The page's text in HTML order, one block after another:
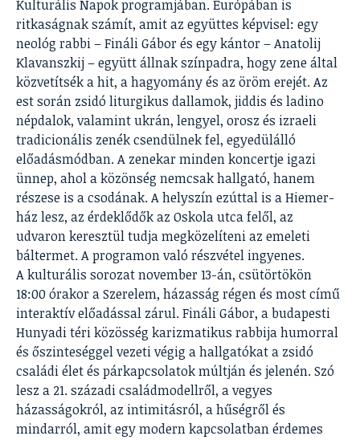
Kulturális Napok programjában. Európában is
ritkaságnak számít, amit az együttes képvisel: egy
neológ rabbi – Fináli Gábor és egy kántor – Anatolij
Klavanszkij – együtt állnak színpadra, hogy zene által
közvetítsék a hit, a hagyomány és az öröm erejét. Az
est során zsidó liturgikus dallamok, jiddis és ladino
népdalok, valamint ukrán, lengyel, orosz és izraeli
tradicionális zenék csendülnek fel, egyedülálló
előadásmódban. A zenekar minden koncertje igazi
ünnep, ahol a közönség nemcsak hallgató, hanem
részese is a csodának. A helyszín ezúttal is a Hiemer-
ház lesz, az érdeklődők az Oskola utca felől, az
udvaron keresztül tudja megközelíteni az emeleti
báltermet. A programon való részvétel ingyenes.
A kulturális sorozat november 13-án, csütörtökön
18:00 órakor a Szerelem, házasság régen és most című
interaktív előadással zárul. Fináli Gábor, a budapesti
Hunyadi téri közösség karizmatikus rabbija humorral
és őszinteséggel vezeti végig a hallgatókat a zsidó
családi élet és párkapcsolatok múltján és jelenén. Szó
lesz a 21. századi családmodellről, a vegyes
házasságokról, az intimitásról, a hűségről és
mindarról, amit egy modern kapcsolatban érdemes